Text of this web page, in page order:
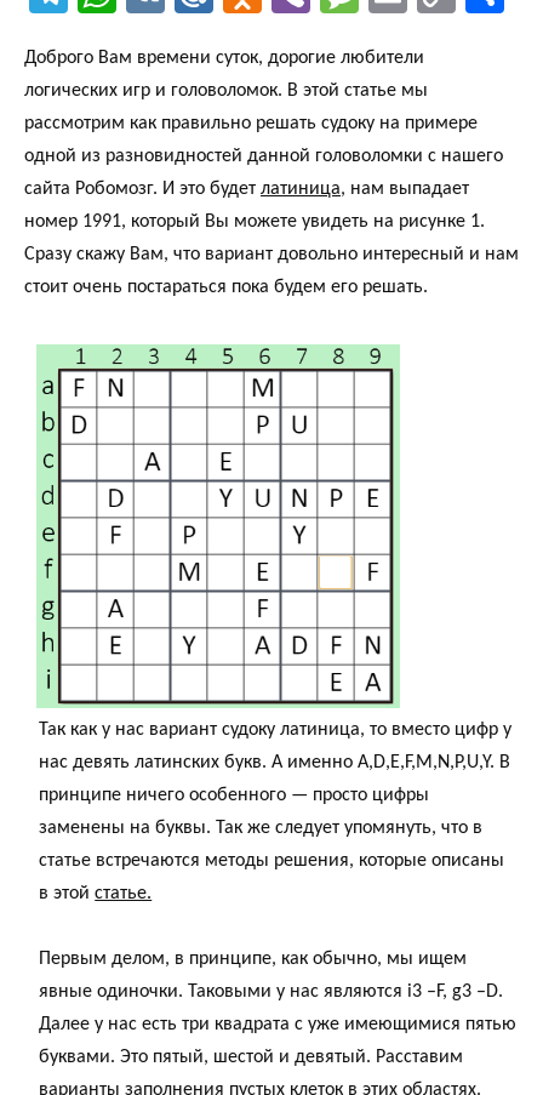
gr
a
m
ts
A
p
p
.R
u
n
ok
la
ss
ni
ki
er sa
ge
ail
Li
nk
Доброго Вам времени суток, дорогие любители
логических игр и головоломок. В этой статье мы
рассмотрим как правильно решать судоку на примере
одной из разновидностей данной головоломки с нашего
сайта Робомозг. И это будет латиница, нам выпадает
номер 1991, который Вы можете увидеть на рисунке 1.
Сразу скажу Вам, что вариант довольно интересный и нам
стоит очень постараться пока будем его решать.
Так как у нас вариант судоку латиница, то вместо цифр у
нас девять латинских букв. А именно A,D,E,F,M,N,P,U,Y. В
принципе ничего особенного — просто цифры
заменены на буквы. Так же следует упомянуть, что в
статье встречаются методы решения, которые описаны
в этойстатье.
Первым делом, в принципе, как обычно, мы ищем
явные одиночки. Таковыми у нас являются i3 –F, g3 –D.
Далее у нас есть три квадрата с уже имеющимися пятью
буквами. Это пятый, шестой и девятый. Расставим
варианты заполнения пустых клеток в этих областях.